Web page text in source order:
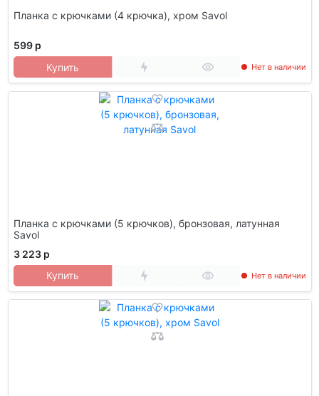
Планка с крючками (4 крючка), хром Savol
599 р
Купить
Нет в наличии
Планка с крючками (5 крючков), бронзовая, латунная
Savol
3 223 р
Купить
Нет в наличии